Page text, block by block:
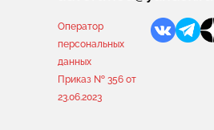
Оператор
персональных
данных
Приказ № 356 от
23.06.2023